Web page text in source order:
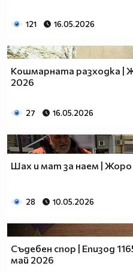
121 16.05.2026
Кошмарната разходка |
2026
27 16.05.2026
Шах и мат за наем |
28 10.05.2026
Съдебен спор | Епизод
май 2026